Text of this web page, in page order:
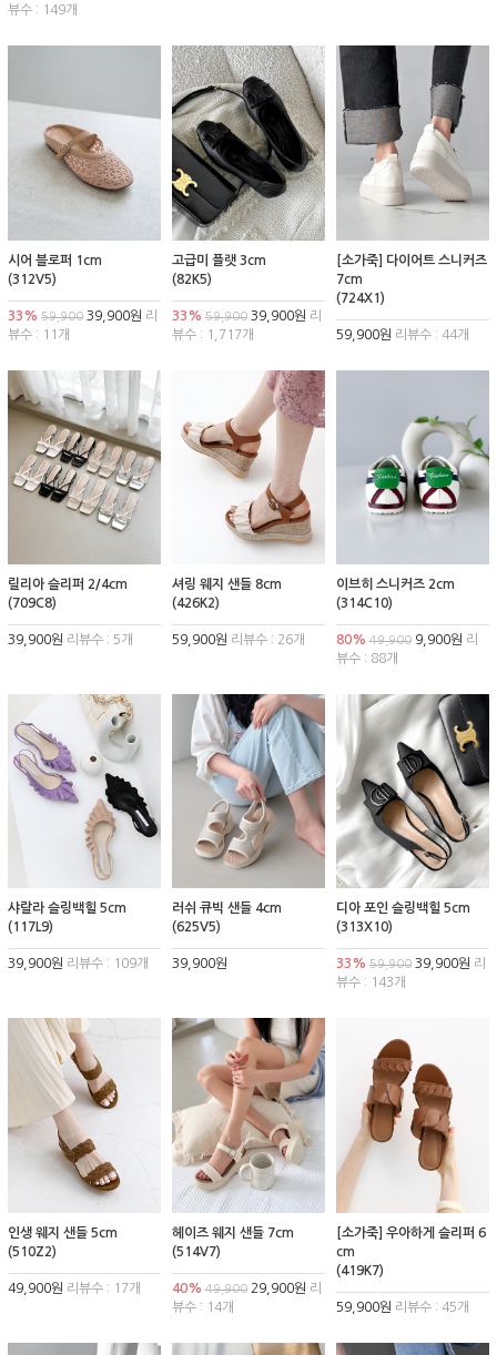
뷰수 : 149개
시어 블로퍼 1cm
(312V5)
33% 59,900 39,900원 리
뷰수 : 11개
고급미 플랫 3cm
(82K5)
33% 59,90039,900원 리
뷰수 : 1,717개
[소가죽] 다이어트 스니커즈
7cm
(724X1)
59,900원 리뷰수 : 44개
릴리아 슬리퍼 2/4cm
(709C8)
39,900원 리뷰수 : 5개
셔링 웨지 샌들 8cm
(426K2)
59,900원 리뷰수 : 26개
이브히 스니커즈 2cm
(314C10)
80% 49,9009,900원 리
뷰수 : 88개
샤랄라 슬링백힐 5cm
(117L9)
39,900원 리뷰수 : 109개
러쉬 큐빅 샌들 4cm
(625V5)
39,900원
디아 포인 슬링백힐 5cm
(313X10)
33% 59,90039,900원 리
뷰수 : 143개
인생 웨지 샌들 5cm
(510Z2)
49,900원 리뷰수 : 17개
헤이즈 웨지 샌들 7cm
(514V7)
40% 49,90029,900원 리
뷰수 : 14개
[소가죽] 우아하게 슬리퍼 6
cm
(419K7)
59,900원 리뷰수 : 45개